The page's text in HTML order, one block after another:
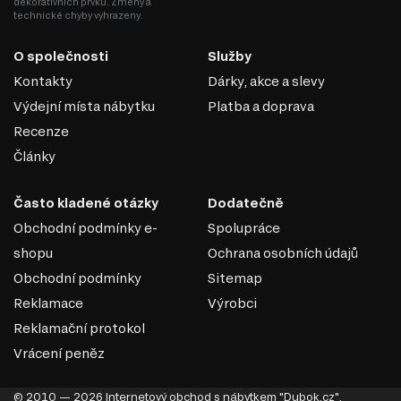
technické chyby vyhrazeny.
O společnosti
Kontakty
Výdejní místa nábytku
Recenze
Články
Služby
Dárky, akce a slevy
Platba a doprava
Často kladené otázky
Obchodní podmínky e-
shopu
Obchodní podmínky
Reklamace
Reklamační protokol
Vrácení peněz
Dodatečně
Spolupráce
Ochrana osobních údajů
Sitemap
Výrobci
© 2010 — 2026 Internetový obchod s nábytkem "Dubok.cz".